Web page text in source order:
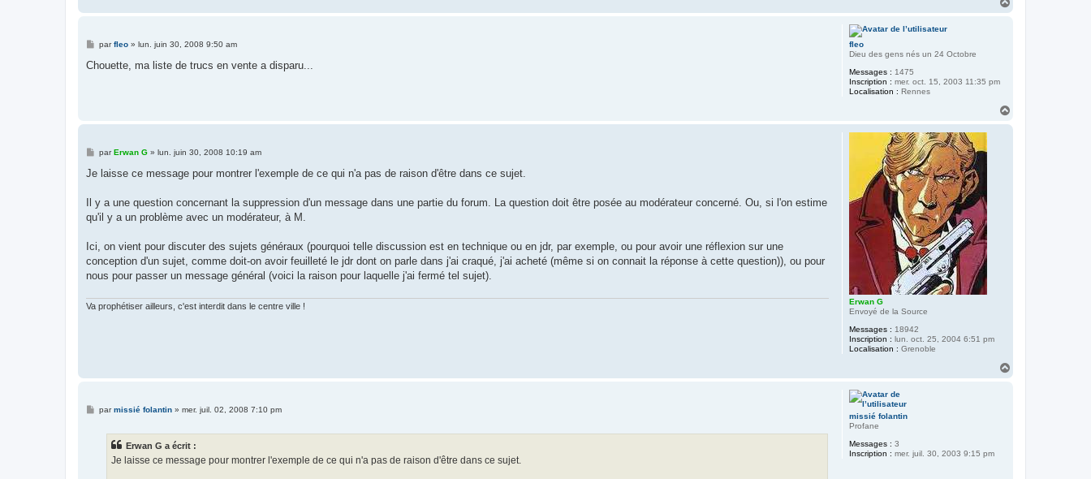
fleo
Dieu des gens nés un 24 Octobre
Messages : 1475
Inscription : mer. oct. 15, 2003 11:35 pm
Localisation : Rennes
M
s
parfleo» lun. juin 30, 2008 9:50 am
Chouette, ma liste de trucs en vente a disparu...
Erwan G
Envoyé de la Source
Messages : 18942
Inscription : lun. oct. 25, 2004 6:51 pm
Localisation : Grenoble
M
s
g
e
parErwan G» lun. juin 30, 2008 10:19 am
Je laisse ce message pour montrer l'exemple de ce qui n'a pas de raison d'être dans ce sujet.
Il y a une question concernant la suppression d'un message dans une partie du forum. La question doit être posée au modérateur concerné. Ou, si l'on estime
qu'il y a un problème avec un modérateur, à M.
Ici, on vient pour discuter des sujets généraux (pourquoi telle discussion est en technique ou en jdr, par exemple, ou pour avoir une réflexion sur une
conception d'un sujet, comme doit-on avoir feuilleté le jdr dont on parle dans j'ai craqué, j'ai acheté (même si on connait la réponse à cette question)), ou pour
nous pour passer un message général (voici la raison pour laquelle j'ai fermé tel sujet).
Va prophétiser ailleurs, c'est interdit dans le centre ville !
missié folantin
Profane
Messages : 3
Inscription : mer. juil. 30, 2003 9:15 pm
Mparmissié folantin» mer. juil. 02, 2008 7:10 pm
Erwan G a écrit :
Je laisse ce message pour montrer l'exemple de ce qui n'a pas de raison d'être dans ce sujet.